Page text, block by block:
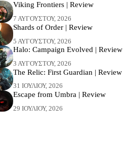
Viking Frontiers | Review
7 ΑΥΓΟΎΣΤΟΥ, 2026
Shards of Order | Review
5 ΑΥΓΟΎΣΤΟΥ, 2026
Halo: Campaign Evolved | Review
3 ΑΥΓΟΎΣΤΟΥ, 2026
The Relic: First Guardian | Review
31 ΙΟΥΛΊΟΥ, 2026
Escape from Umbra | Review
29 ΙΟΥΛΊΟΥ, 2026